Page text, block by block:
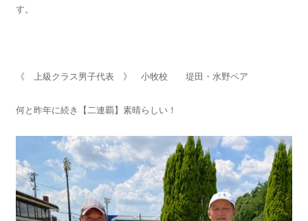
す。
《 上級クラス男子代表 》 小牧校 堤田・水野ペア
何と昨年に続き【二連覇】素晴らしい！